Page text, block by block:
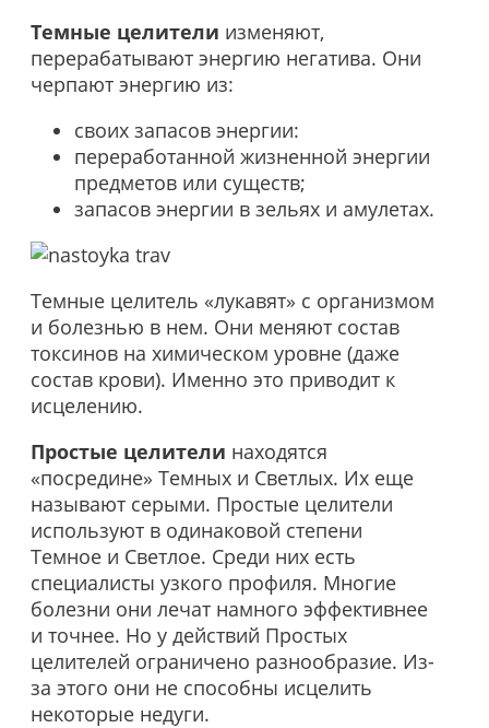
Темные целители изменяют,
перерабатывают энергию негатива. Они
черпают энергию из:
своих запасов энергии:
переработанной жизненной энергии
предметов или существ;
запасов энергии в зельях и амулетах.
Темные целитель «лукавят» с организмом
и болезнью в нем. Они меняют состав
токсинов на химическом уровне (даже
состав крови). Именно это приводит к
исцелению.
Простые целители находятся
«посредине» Темных и Светлых. Их еще
называют серыми. Простые целители
используют в одинаковой степени
Темное и Светлое. Среди них есть
специалисты узкого профиля. Многие
болезни они лечат намного эффективнее
и точнее. Но у действий Простых
целителей ограничено разнообразие. Из-
за этого они не способны исцелить
некоторые недуги.